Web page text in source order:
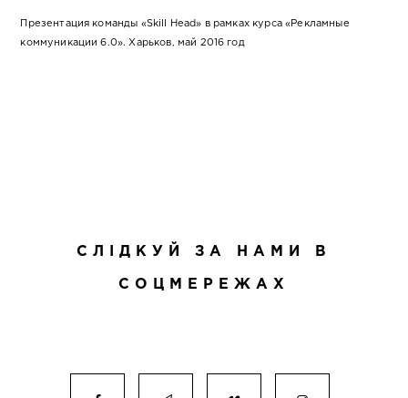
Презентация команды «Skill Head» в рамках курса «Рекламные
коммуникации 6.0». Харьков, май 2016 год
СЛІДКУЙ ЗА НАМИ В
СОЦМЕРЕЖАХ